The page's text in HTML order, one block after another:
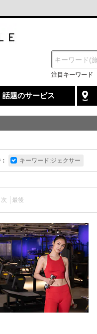
注目キーワード
話題のサービス
キーワード:ジェクサー
次 最後